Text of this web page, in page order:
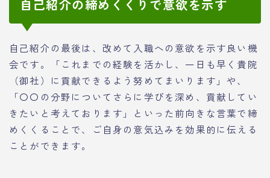
自己紹介の締めくくりで意欲を示す
自己紹介の最後は、改めて入職への意欲を示す良い機
会です。「これまでの経験を活かし、一日も早く貴院
（御社）に貢献できるよう努めてまいります」や、
「〇〇の分野についてさらに学びを深め、貢献してい
きたいと考えております」といった前向きな言葉で締
めくくることで、ご自身の意気込みを効果的に伝える
ことができます。